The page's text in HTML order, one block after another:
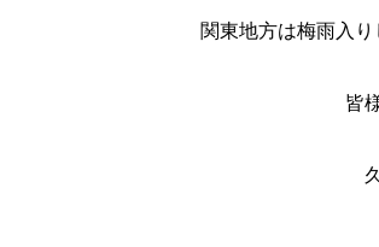
関東地方は梅雨入
皆